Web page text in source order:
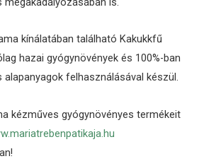
kínálatában található Kakukkfű
hazai gyógynövények és 100%-ban
felhasználásával készül.
kézműves gyógynövényes termékeit